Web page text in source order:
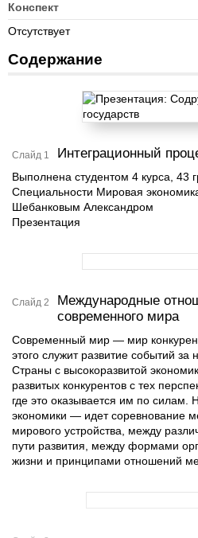
Конспект
Отсутствует
Содержание
Слайд 1 Интеграционный
Выполнена студентом 4 курса, 43
Специальности Мировая
Шебанковым Александром
Презентация
Слайд 2
Международные
современного мира
Современный мир — мир
этого служит развитие событий за
Страны с высокоразвитой
развитых конкурентов с тех
где это оказывается им по силам.
экономики — идет соревнование
мирового устройства, между
пути развития, между формами
жизни и принципами отношений